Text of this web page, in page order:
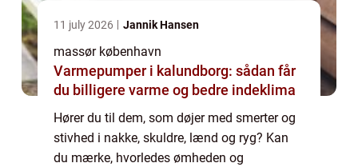
11 july 2026 Jannik Hansen
massør københavn
Varmepumper i kalundborg: sådan får
du billigere varme og bedre indeklima
Hører du til dem, som døjer med smerter og
stivhed i nakke, skuldre, lænd og ryg? Kan
du mærke, hvorledes ømheden og